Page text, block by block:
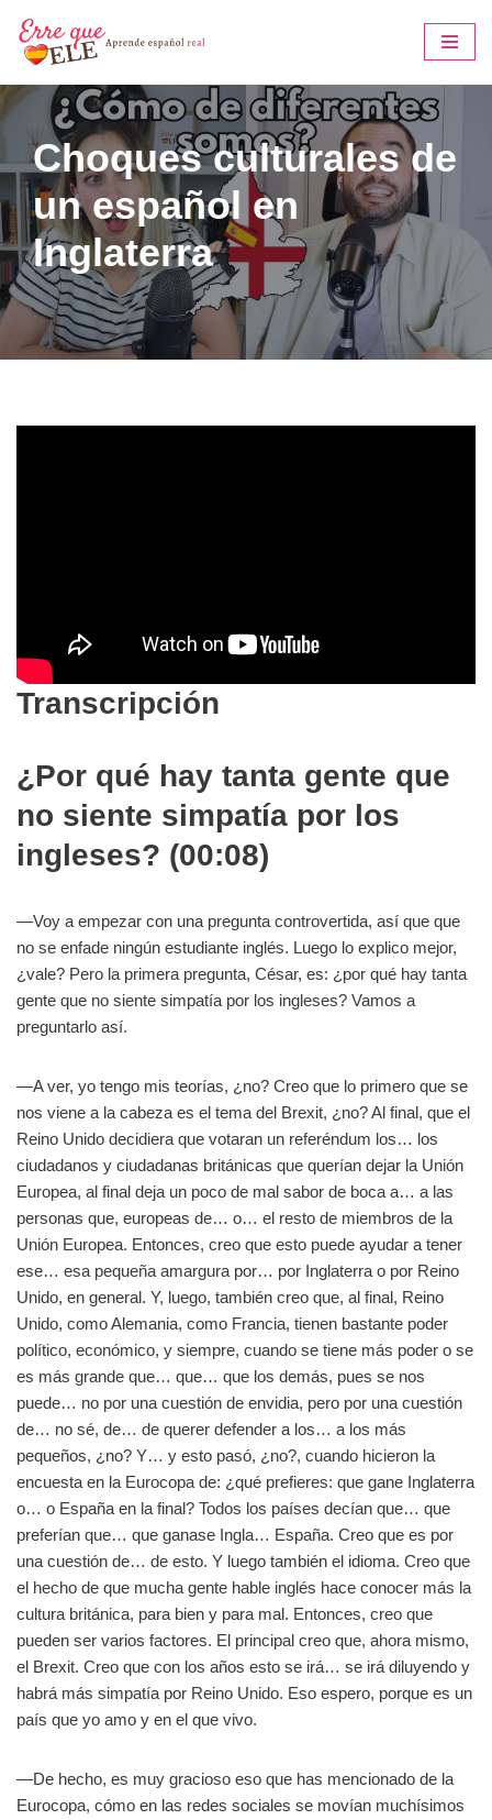
Saltar
al
contenido
Choques culturales de
un español en
Inglaterra
Transcripción
¿Por qué hay tanta gente que
no siente simpatía por los
ingleses? (00:08)
—Voy a empezar con una pregunta controvertida, así que que
no se enfade ningún estudiante inglés. Luego lo explico mejor,
¿vale? Pero la primera pregunta, César, es: ¿por qué hay tanta
gente que no siente simpatía por los ingleses? Vamos a
preguntarlo así.
—A ver, yo tengo mis teorías, ¿no? Creo que lo primero que se
nos viene a la cabeza es el tema del Brexit, ¿no? Al final, que el
Reino Unido decidiera que votaran un referéndum los… los
ciudadanos y ciudadanas británicas que querían dejar la Unión
Europea, al final deja un poco de mal sabor de boca a… a las
personas que, europeas de… o… el resto de miembros de la
Unión Europea. Entonces, creo que esto puede ayudar a tener
ese… esa pequeña amargura por… por Inglaterra o por Reino
Unido, en general. Y, luego, también creo que, al final, Reino
Unido, como Alemania, como Francia, tienen bastante poder
político, económico, y siempre, cuando se tiene más poder o se
es más grande que… que… que los demás, pues se nos
puede… no por una cuestión de envidia, pero por una cuestión
de… no sé, de… de querer defender a los… a los más
pequeños, ¿no? Y… y esto pasó, ¿no?, cuando hicieron la
encuesta en la Eurocopa de: ¿qué prefieres: que gane Inglaterra
o… o España en la final? Todos los países decían que… que
preferían que… que ganase Ingla… España. Creo que es por
una cuestión de… de esto. Y luego también el idioma. Creo que
el hecho de que mucha gente hable inglés hace conocer más la
cultura británica, para bien y para mal. Entonces, creo que
pueden ser varios factores. El principal creo que, ahora mismo,
el Brexit. Creo que con los años esto se irá… se irá diluyendo y
habrá más simpatía por Reino Unido. Eso espero, porque es un
país que yo amo y en el que vivo.
—De hecho, es muy gracioso eso que has mencionado de la
Eurocopa, cómo en las redes sociales se movían muchísimos